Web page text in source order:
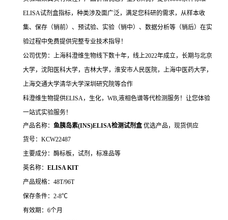
ELISA试剂盒指标，种类涉及面广泛，满足您科研的需求，从样本收
集、保存（销前）、预试验、实验（销中）、数据分析等（销后）在实
验过程中免费提供完整专业技术指导！
公司优势：上海科澄维生物线下数十年，线上2022年成立，长期与北京
大学，沈阳医科大学，吉林大学，淮安市人民医院，上海中医药大学，
上海交通大学清华大学深圳研究院等合作
科澄维生物提供ELISA，生化，WB,液相色谱等代检测服务！让您体验
一站式实验服务！
产品名称： 鱼胰岛素(INS)ELISA检测试剂盒优选产品，现货供应
货号：KCW22487
主要成分：酶标板，试剂，标准品等
英名称： ELISA KIT
产品规格：48T/96T
保存条件：2-8℃
有效期：6个月